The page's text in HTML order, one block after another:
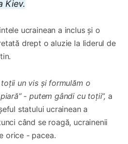
Kiev.
ucrainean a inclus și o
drept o aluzie la liderul de
un vis și formulăm o
- putem gândi cu toții”, a
statului ucrainean a
când se roagă, ucrainenii
orice - pacea.